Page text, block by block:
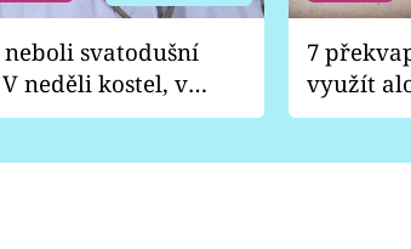
svatodušní
neděli kostel, v
7
využít